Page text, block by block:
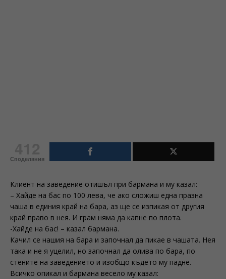
Споделяния
Клиент на заведение отишъл при бармана и му казал:
– Хайде на бас по 100 лева, че ако сложиш една празна
чаша в единия край на бара, аз ще се изпикая от другия
край право в нея. И грам няма да капне по плота.
-Хайде на бас! – казал бармана.
Качил се нашия на бара и започнал да пикае в чашата. Нея
така и не я уцелил, но започнал да олива по бара, по
стените на заведението и изобщо където му падне.
Всичко опикал и бармана весело му казал: